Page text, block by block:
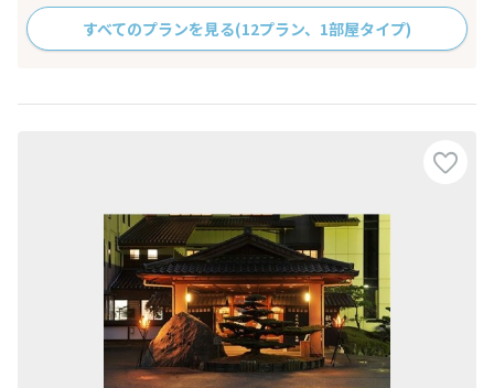
すべてのプランを見る(12プラン、1部屋タイプ)